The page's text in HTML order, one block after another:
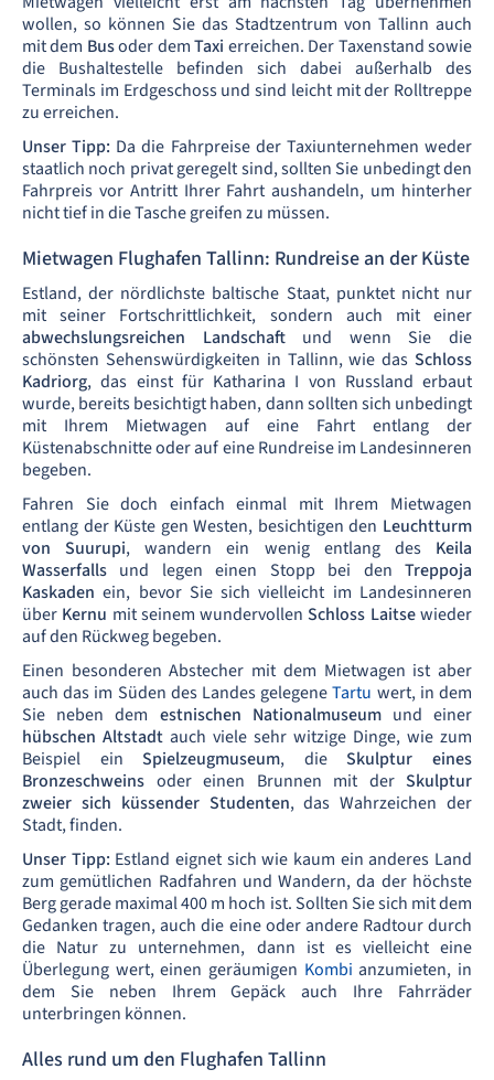
wollen, so können Sie das Stadtzentrum von Tallinn auch
mit dem Busoder demTaxi erreichen. Der Taxenstand sowie
die Bushaltestelle befinden sich dabei außerhalb des
Terminals im Erdgeschoss und sind leicht mit der Rolltreppe
zu erreichen.
Unser Tipp: Da die Fahrpreise der Taxiunternehmen weder
staatlich noch privat geregelt sind, sollten Sie unbedingt den
Fahrpreis vor Antritt Ihrer Fahrt aushandeln, um hinterher
nicht tief in die Tasche greifen zu müssen.
Mietwagen Flughafen Tallinn: Rundreise an der Küste
Estland, der nördlichste baltische Staat, punktet nicht nur
mit seiner Fortschrittlichkeit, sondern auch mit einer
abwechslungsreichen Landschaftund wenn Sie die
schönsten Sehenswürdigkeiten in Tallinn, wie das Schloss
Kadriorg, das einst für Katharina I von Russland erbaut
wurde, bereits besichtigt haben, dann sollten sich unbedingt
mit Ihrem Mietwagen auf eine Fahrt entlang der
Küstenabschnitte oder auf eine Rundreise im Landesinneren
begeben.
Fahren Sie doch einfach einmal mit Ihrem Mietwagen
entlang der Küste gen Westen, besichtigen den Leuchtturm
von Suurupi, wandern ein wenig entlang des Keila
Wasserfalls und legen einen Stopp bei den Treppoja
Kaskaden ein, bevor Sie sich vielleicht im Landesinneren
über Kernu mit seinem wundervollenSchloss Laitsewieder
auf den Rückweg begeben.
Einen besonderen Abstecher mit dem Mietwagen ist aber
auch das im Süden des Landes gelegeneTartu wert, in dem
Sie neben dem estnischen Nationalmuseumund einer
hübschen Altstadt auch viele sehr witzige Dinge, wie zum
Beispiel einSpielzeugmuseum, dieSkulptur eines
Bronzeschweins oder einen Brunnen mit der Skulptur
zweier sich küssender Studenten, das Wahrzeichen der
Stadt, finden.
Unser Tipp: Estland eignet sich wie kaum ein anderes Land
zum gemütlichen Radfahren und Wandern, da der höchste
Berg gerade maximal 400 m hoch ist. Sollten Sie sich mit dem
Gedanken tragen, auch die eine oder andere Radtour durch
die Natur zu unternehmen, dann ist es vielleicht eine
Überlegung wert, einen geräumigen Kombi anzumieten, in
dem Sie neben Ihrem Gepäck auch Ihre Fahrräder
unterbringen können.
Alles rund um den Flughafen Tallinn